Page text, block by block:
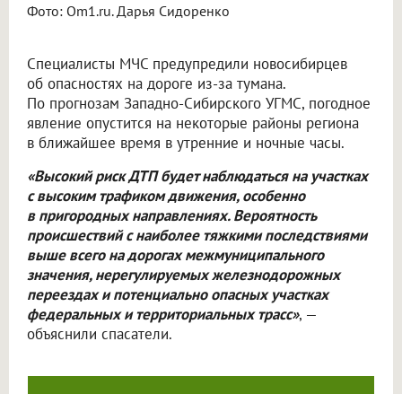
Фото: Om1.ru. Дарья Сидоренко
Специалисты МЧС предупредили новосибирцев
об опасностях на дороге из-за тумана.
По прогнозам Западно-Сибирского УГМС, погодное
явление опустится на некоторые районы региона
в ближайшее время в утренние и ночные часы.
«Высокий риск ДТП будет наблюдаться на участках
с высоким трафиком движения, особенно
в пригородных направлениях. Вероятность
происшествий с наиболее тяжкими последствиями
выше всего на дорогах межмуниципального
значения, нерегулируемых железнодорожных
переездах и потенциально опасных участках
федеральных и территориальных трасс», —
объяснили спасатели.